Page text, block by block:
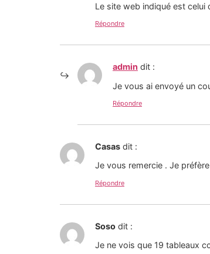
Le site web indiqué est celui
Répondre
admin dit :
Je vous ai envoyé un
Répondre
Casas dit :
Je vous remercie . Je
Répondre
Soso dit :
Je ne vois que 19 tableaux